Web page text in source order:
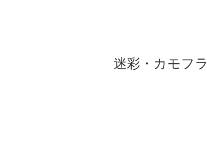
迷彩・カモフラ